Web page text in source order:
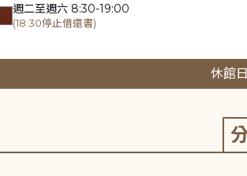
週二至週六 8:30-19:00
(18:30停止借還書)
休館